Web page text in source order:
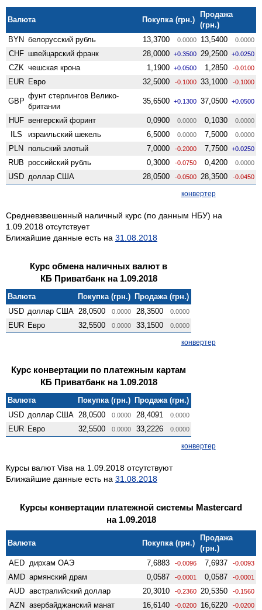
Валюта Покупка (грн.)
Продажа
(грн.)
BYN белорусский рубль 13,3700 0.0000 13,5400 0.0000
CHF швейцарский франк 28,0000 +0.3500 29,2500 +0.0250
CZK чешская крона 1,1900 +0.0500 1,2850 -0.0100
EUR Евро 32,5000 -0.1000 33,1000 -0.1000
GBP
фунт стерлингов Велико­
британии
35,6500 +0.1300 37,0500 +0.0500
HUF венгерский форинт 0,0900 0.0000 0,1030 0.0000
ILS израильский шекель 6,5000 0.0000 7,5000 0.0000
PLN польский злотый 7,0000 -0.2000 7,7500 +0.0250
RUB российский рубль 0,3000 -0.0750 0,4200 0.0000
USD доллар США 28,0500 -0.0500 28,3500 -0.0450
конвертер
Средневзвешенный наличный курс (по данным НБУ) на
1.09.2018 отсутствует
Ближайшие данные есть на 31.08.2018
Курс обмена наличных валют в
КБ Приватбанк на 1.09.2018
Валюта Покупка (грн.) Продажа (грн.)
USD доллар США 28,0500 0.0000 28,3500 0.0000
EUR Евро 32,5500 0.0000 33,1500 0.0000
конвертер
Курс конвертации по платежным картам
КБ Приватбанк на 1.09.2018
Валюта Покупка (грн.) Продажа (грн.)
USD доллар США 28,0500 0.0000 28,4091 0.0000
EUR Евро 32,5500 0.0000 33,2226 0.0000
конвертер
Курсы валют Visa на 1.09.2018 отсутствуют
Ближайшие данные есть на 31.08.2018
Курсы конвертации платежной системы Mastercard
на 1.09.2018
Валюта Покупка (грн.)
Продажа
(грн.)
AED дирхам ОАЭ 7,6883 -0.0096 7,6937 -0.0093
AMD армянский драм 0,0587 -0.0001 0,0587 -0.0001
AUD австралийский доллар 20,3010 -0.2360 20,5350 -0.1560
AZN азербайджанский манат 16,6140 -0.0200 16,6220 -0.0200